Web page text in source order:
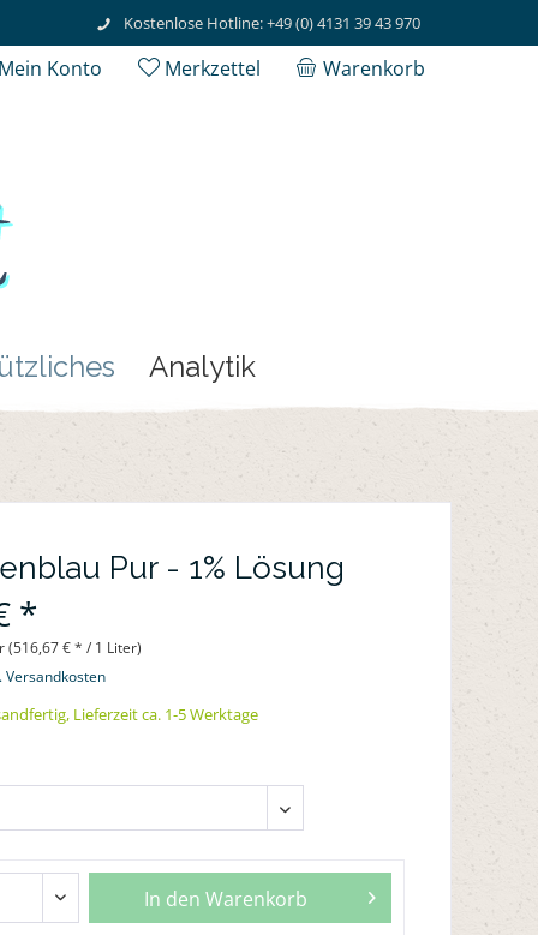
Kostenlose Hotline: +49 (0) 4131 39 43 970
Warenkorb
Merkzettel
Konto
Analytik
Pur - 1% Lösung
*
(516,67 € * / 1 Liter)
Versandkosten
Lieferzeit ca. 1-5 Werktage
In den Warenkorb